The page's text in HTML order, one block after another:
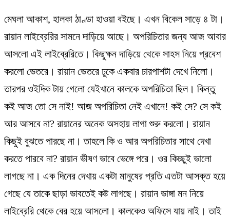
মেঘলা আকাশ, হালকা ঠাণ্ডা হাওয়া বইছে। এখন বিকেল সাড়ে ৪ টা।
রায়ান লাইব্রেরির সামনে দাড়িয়ে আছে। অপরিচিতার জন্য আজ আবার
আসলো এই লাইব্রেরিতে। কিছুক্ষন দাড়িয়ে থেকে সাহস নিয়ে প্রবেশ
করলো ভেতরে। রায়ান ভেতরে ঢুকে একবার চারপাশটা দেখে নিলো।
তারপর ওইদিক টায় গেলো যেইখানে কালকে অপরিচিতা ছিল। কিন্তু
কই আজ তো সে নাই! আজ অপরিচিতা নেই এখানে! কই সে? সে কই
আর আসবে না? রায়ানের অনেক অসহায় লাগা শুরু করলো। রায়ান
কিছুই বুঝতে পারছে না। তাহলে কি ও আর অপরিচিতার সাথে দেখা
করতে পারবে না? রায়ান ভীষণ ভাবে ভেঙ্গে পরে। ওর কিচ্ছুই ভালো
লাগছে না। এক দিনের দেখায় একটা মানুষের প্রতি এতটা আসক্ত হয়ে
গেছে যে তাকে ছাড়া ভাবতেই কষ্ট লাগছে। রায়ান ভাঙ্গা মন নিয়ে
লাইব্রেরি থেকে বের হয়ে আসলো। কালকেও অফিসে যায় নাই। তাই